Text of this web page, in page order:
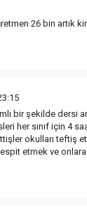
26 bin artık
bir şekilde dersi
her sınıf için 4
okulları teftiş
etmek ve